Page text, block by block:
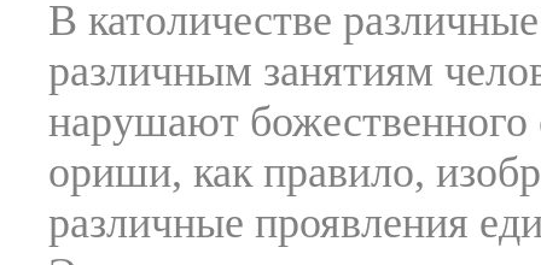
В католичестве
различным занятиям
нарушают божественного
ориши, как правило,
различные проявления